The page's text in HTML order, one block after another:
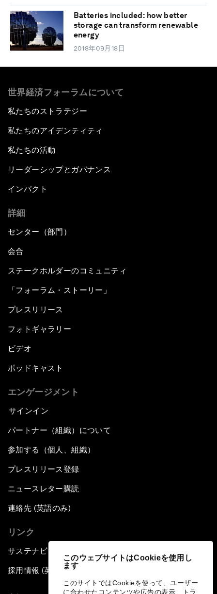
このウェブサイトはCookieを使用し
ます
このサイトではCookieを使って、ユーザー
に合わせたコンテンツや広告の表示、トラ
Batteries included: how better
storage can transform renewable
energy
2018年09月18日
世界経済フォーラムについて
私たちのストラテジー
私たちのアイデンティティ
私たちの活動
リーダーシップとガバナンス
インパクト
詳細
センター（部門）
会合
ステークホルダーのコミュニティ
「フォーラム・ストーリー」
プレスリリース
フォトギャラリー
ビデオ
ポッドキャスト
エンゲージメント
サインイン
パートナー（組織）について
参加する（個人、組織）
プレスリリース登録
ニュースレター購読
連絡先 (英語のみ)
リンク
サステナビリティへの取り組み
採用情報 (英語のみ)